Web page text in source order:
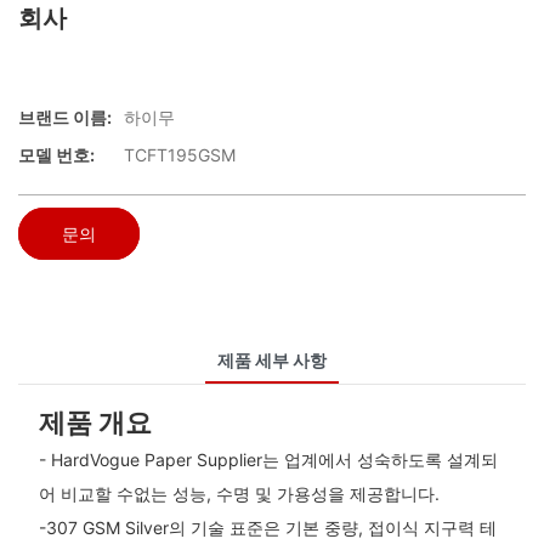
회사
브랜드 이름: 하이무
모델 번호:
TCFT195GSM
문의
제품 세부 사항
제품 개요
- HardVogue Paper Supplier는 업계에서 성숙하도록 설계되
어 비교할 수없는 성능, 수명 및 가용성을 제공합니다.
-307 GSM Silver의 기술 표준은 기본 중량, 접이식 지구력 테